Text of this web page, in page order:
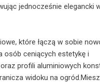
jednocześnie elegancki
które łączą w sobie
osób ceniących estetykę i
profili aluminiowych
widoku na